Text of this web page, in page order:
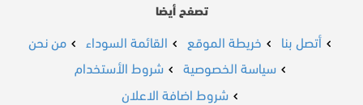
تصفح أيضا
أتصل بنا خريطة الموقع القائمة السوداء
من نحن
سياسة الخصوصية
شروط الأستخدام
شروط اضافة الاعلان